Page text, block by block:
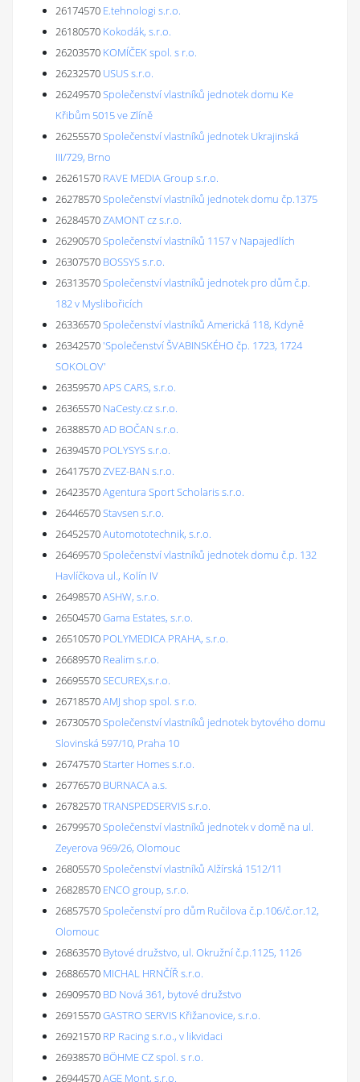
26174570 E.tehnologi s.r.o.
26180570 Kokodák, s.r.o.
26203570 KOMÍČEK spol. s r.o.
26232570 USUS s.r.o.
26249570Společenství vlastníků jednotek domu Ke
Křibům 5015 ve Zlíně
26255570Společenství vlastníků jednotek Ukrajinská
III/729, Brno
26261570 RAVE MEDIA Group s.r.o.
26278570Společenství vlastníků jednotek domu čp.1375
26284570ZAMONT cz s.r.o.
26290570Společenství vlastníků 1157 v Napajedlích
26307570 BOSSYS s.r.o.
26313570Společenství vlastníků jednotek pro dům č.p.
182 v Myslibořicích
26336570Společenství vlastníků Americká 118, Kdyně
26342570'Společenství ŠVABINSKÉHO čp. 1723, 1724
SOKOLOV'
26359570APS CARS, s.r.o.
26365570 NaCesty.cz s.r.o.
26388570AD BOČAN s.r.o.
26394570 POLYSYS s.r.o.
26417570ZVEZ-BAN s.r.o.
26423570Agentura Sport Scholaris s.r.o.
26446570Stavsen s.r.o.
26452570Automototechnik, s.r.o.
26469570Společenství vlastníků jednotek domu č.p. 132
Havlíčkova ul., Kolín IV
26498570ASHW, s.r.o.
26504570Gama Estates, s.r.o.
26510570 POLYMEDICA PRAHA, s.r.o.
26689570 Realim s.r.o.
26695570SECUREX,s.r.o.
26718570AMJ shop spol. s r.o.
26730570Společenství vlastníků jednotek bytového domu
Slovinská 597/10, Praha 10
26747570Starter Homes s.r.o.
26776570 BURNACA a.s.
26782570TRANSPEDSERVIS s.r.o.
26799570Společenství vlastníků jednotek v domě na ul.
Zeyerova 969/26, Olomouc
26805570Společenství vlastníků Alžírská 1512/11
26828570 ENCO group, s.r.o.
26857570Společenství pro dům Ručilova č.p.106/č.or.12,
Olomouc
26863570 Bytové družstvo, ul. Okružní č.p.1125, 1126
26886570 MICHAL HRNČÍŘ s.r.o.
26909570 BD Nová 361, bytové družstvo
26915570GASTRO SERVIS Křižanovice, s.r.o.
26921570 RP Racing s.r.o., v likvidaci
26938570 BÖHME CZ spol. s r.o.
26944570AGE Mont, s.r.o.